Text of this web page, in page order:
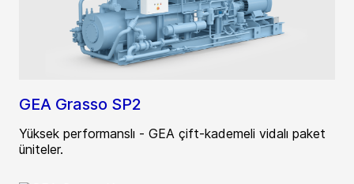
GEA Grasso SP2
Yüksek performanslı - GEA çift-kademeli vidalı paket
üniteler.